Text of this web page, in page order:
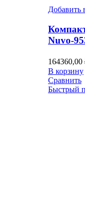
Добавить
Nuvo-
164360,00
В корзину
Сравнить
Быстрый